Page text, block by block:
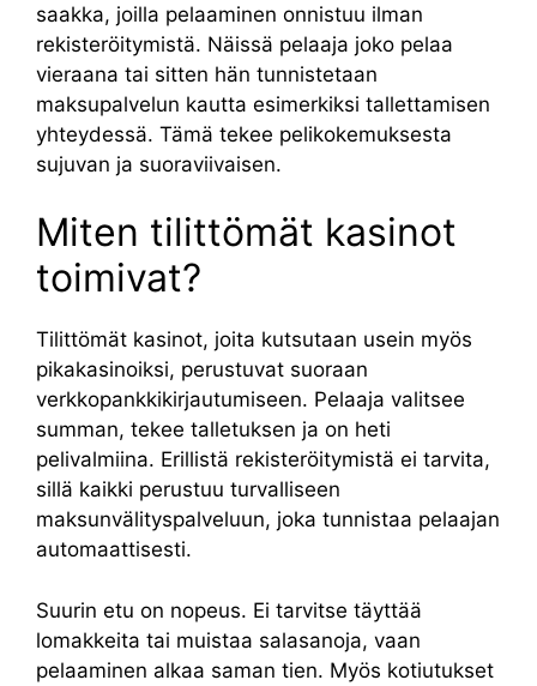
saakka, joilla pelaaminen onnistuu ilman
rekisteröitymistä. Näissä pelaaja joko pelaa
vieraana tai sitten hän tunnistetaan
maksupalvelun kautta esimerkiksi tallettamisen
yhteydessä. Tämä tekee pelikokemuksesta
sujuvan ja suoraviivaisen.
Miten tilittömät kasinot
toimivat?
Tilittömät kasinot, joita kutsutaan usein myös
pikakasinoiksi, perustuvat suoraan
verkkopankkikirjautumiseen. Pelaaja valitsee
summan, tekee talletuksen ja on heti
pelivalmiina. Erillistä rekisteröitymistä ei tarvita,
sillä kaikki perustuu turvalliseen
maksunvälityspalveluun, joka tunnistaa pelaajan
automaattisesti.
Suurin etu on nopeus. Ei tarvitse täyttää
lomakkeita tai muistaa salasanoja, vaan
pelaaminen alkaa saman tien. Myös kotiutukset